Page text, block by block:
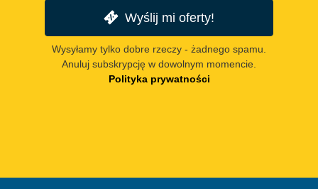
Wyślij mi oferty!
Wysyłamy tylko dobre rzeczy - żadnego spamu.
Anuluj subskrypcję w dowolnym momencie.
Polityka prywatności